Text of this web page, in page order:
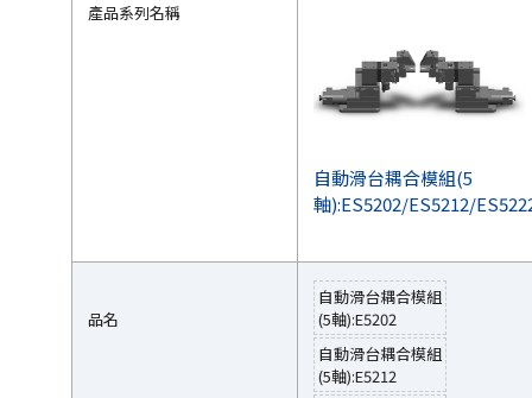
產品系列名稱
自動滑台耦合模組(5
軸):ES5202/ES5212/
品名
自動滑台耦合模組
(5軸):E5202
自動滑台耦合模組
(5軸):E5212